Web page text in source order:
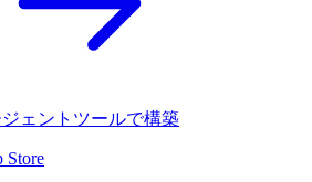
ェントツールで構築
Store